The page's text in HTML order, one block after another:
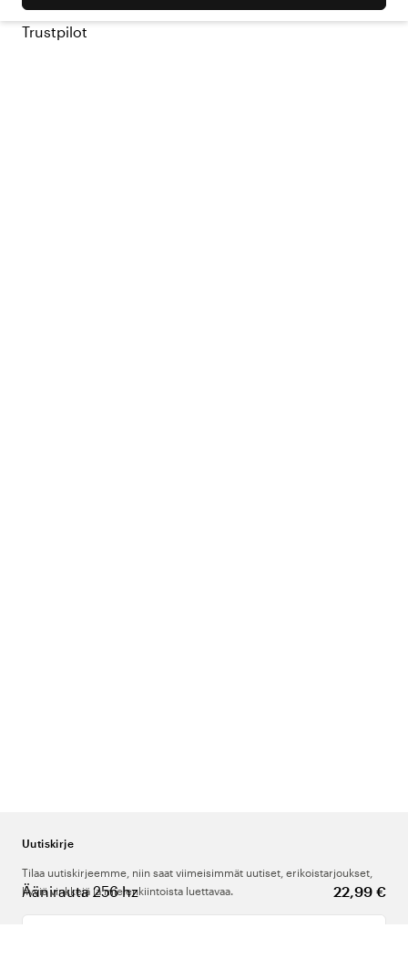
Äänirauta 256 hz 22,99 €
Trustpilot
Uutiskirje
Tilaa uutiskirjeemme, niin saat viimeisimmät uutiset, erikoistarjoukset,
hyviä vinkkejä ja mielenkiintoista luettavaa.
Kirjoita sähköpostiosoitteesi